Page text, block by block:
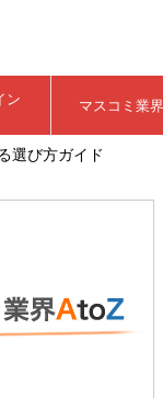
ン マスコミ業
選び方ガイド